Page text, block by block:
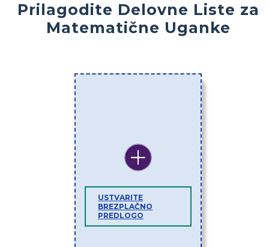
Prilagodite Delovne Liste za
Matematične Uganke
USTVARITE
BREZPLAČNO
PREDLOGO